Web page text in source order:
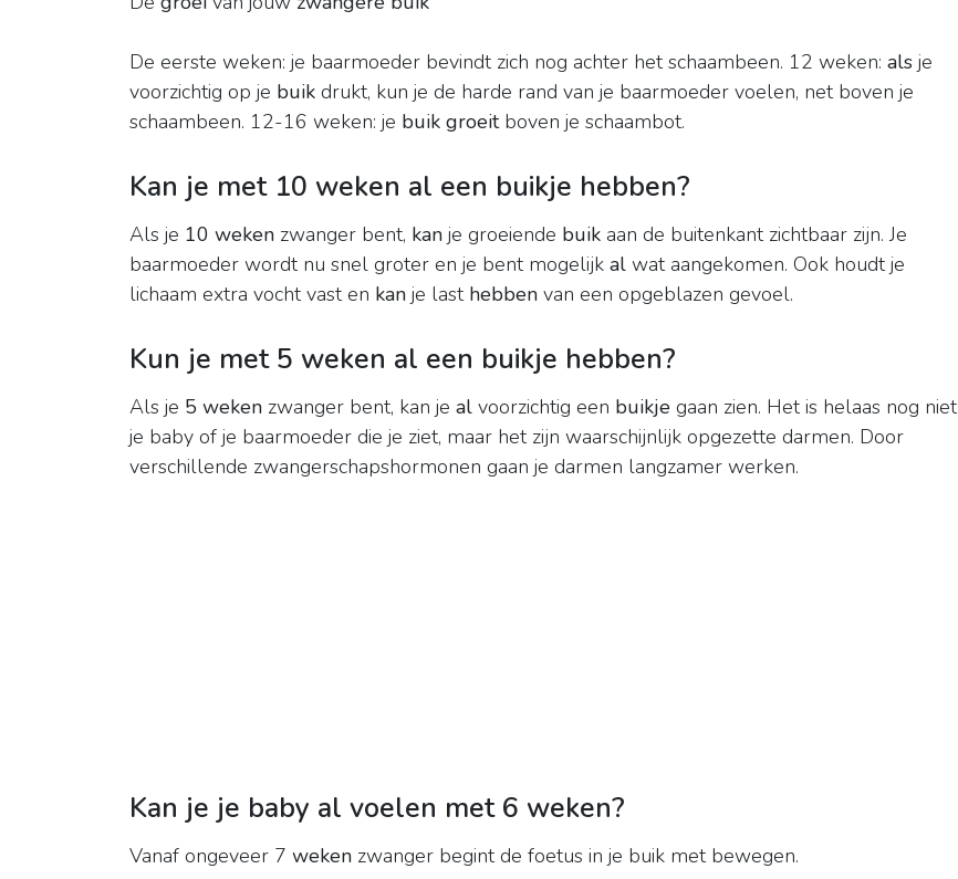
De eerste weken: je baarmoeder bevindt zich nog achter het schaambeen. 12 weken: als je
voorzichtig op je buik drukt, kun je de harde rand van je baarmoeder voelen, net boven je
schaambeen. 12-16 weken: je buik groeitboven je schaambot.
Kan je met 10 weken al een buikje hebben?
Als je 10 weken zwanger bent, kan je groeiende buik aan de buitenkant zichtbaar zijn. Je
baarmoeder wordt nu snel groter en je bent mogelijk al wat aangekomen. Ook houdt je
lichaam extra vocht vast en kan je last hebben van een opgeblazen gevoel.
Kun je met 5 weken al een buikje hebben?
Als je 5 weken zwanger bent, kan je al voorzichtig een buikje gaan zien. Het is helaas nog niet
je baby of je baarmoeder die je ziet, maar het zijn waarschijnlijk opgezette darmen. Door
verschillende zwangerschapshormonen gaan je darmen langzamer werken.
Kan je je baby al voelen met 6 weken?
Vanaf ongeveer 7 weken zwanger begint de foetus in je buik met bewegen.